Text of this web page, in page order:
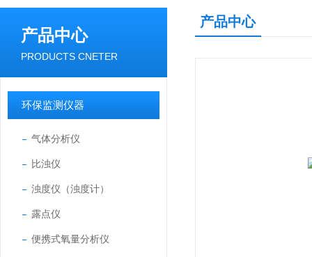
产品中心
PRODUCTS CNETER
环保监测仪器
气体分析仪
比浊仪
浊度仪（浊度计）
露点仪
便携式氧量分析仪
产品中心